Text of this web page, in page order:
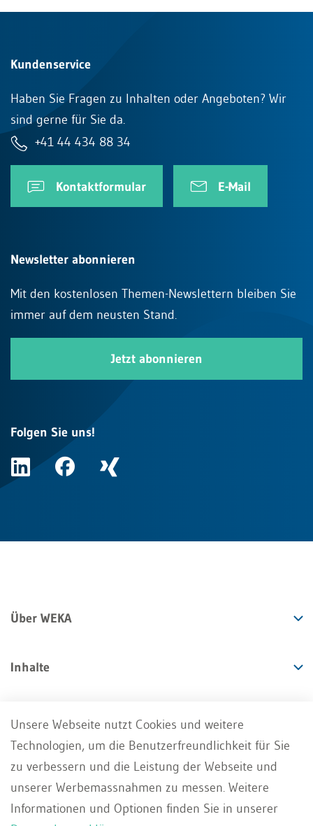
Kundenservice
Haben Sie Fragen zu Inhalten oder Angeboten? Wir
sind gerne für Sie da.
+41 44 434 88 34
Kontaktformular E-Mail
Newsletter abonnieren
Mit den kostenlosen Themen-Newslettern bleiben Sie
immer auf dem neusten Stand.
Jetzt abonnieren
Folgen Sie uns!
Über WEKA
Inhalte
Angebote
Services
Unsere Webseite nutzt Cookies und weitere
Technologien, um die Benutzerfreundlichkeit für Sie
zu verbessern und die Leistung der Webseite und
unserer Werbemassnahmen zu messen. Weitere
Informationen und Optionen finden Sie in unserer